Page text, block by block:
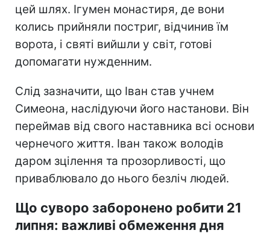
цей шлях. Ігумен монастиря, де вони
колись прийняли постриг, відчинив їм
ворота, і святі вийшли у світ, готові
допомагати нужденним.
Слід зазначити, що Іван став учнем
Симеона, наслідуючи його настанови. Він
переймав від свого наставника всі основи
чернечого життя. Іван також володів
даром зцілення та прозорливості, що
приваблювало до нього безліч людей.
Що суворо заборонено робити 21
липня: важливі обмеження дня